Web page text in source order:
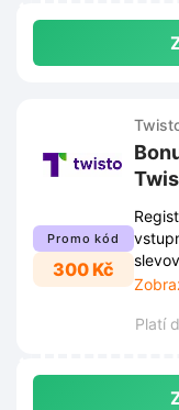
Promo kód
300 Kč
Platí